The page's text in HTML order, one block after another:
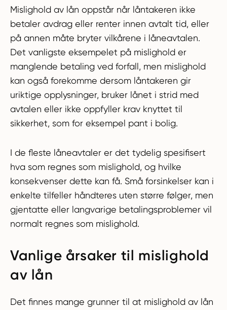
Mislighold av lån oppstår når låntakeren ikke
betaler avdrag eller renter innen avtalt tid, eller
på annen måte bryter vilkårene i låneavtalen.
Det vanligste eksempelet på mislighold er
manglende betaling ved forfall, men mislighold
kan også forekomme dersom låntakeren gir
uriktige opplysninger, bruker lånet i strid med
avtalen eller ikke oppfyller krav knyttet til
sikkerhet, som for eksempel pant i bolig.
I de fleste låneavtaler er det tydelig spesifisert
hva som regnes som mislighold, og hvilke
konsekvenser dette kan få. Små forsinkelser kan i
enkelte tilfeller håndteres uten større følger, men
gjentatte eller langvarige betalingsproblemer vil
normalt regnes som mislighold.
Vanlige årsaker til mislighold
av lån
Det finnes mange grunner til at mislighold av lån